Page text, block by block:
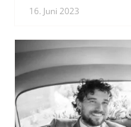
16. Juni 2023